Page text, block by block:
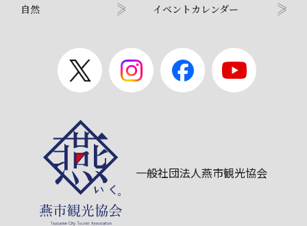
自然 イベントカレンダー
一般社団法人燕市観光協会